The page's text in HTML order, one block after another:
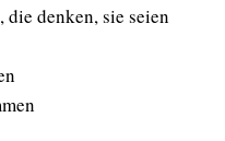
denken, sie seien